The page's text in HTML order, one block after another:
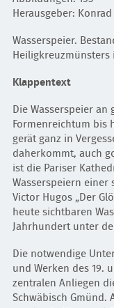
Herausgeber:
Wasserspeier.
Heiligkreuzmünsters
Klappentext
Die Wasserspeier
Formenreichtum bis
gerät ganz in
daherkommt, auch
ist die Pariser
Wasserspeiern einer
Victor Hugos „Der
heute sichtbaren
Jahrhundert unter
Die notwendige
und Werken des 19.
zentralen Anliegen
Schwäbisch Gmünd.